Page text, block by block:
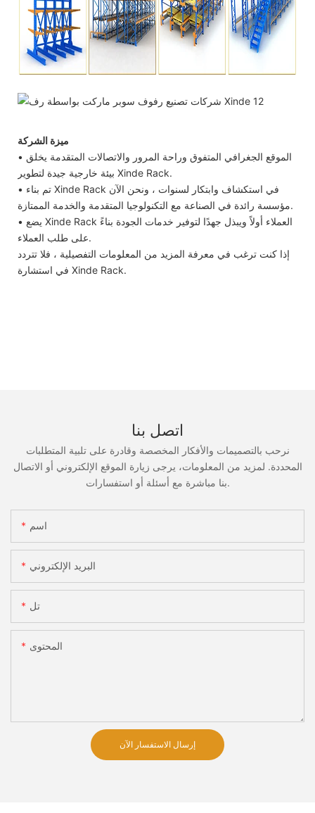
ميزة الشركة
• الموقع الجغرافي المتفوق وراحة المرور والاتصالات المتقدمة يخلق
بيئة خارجية جيدة لتطوير Xinde Rack.
• تم بناء Xinde Rack في استكشاف وابتكار لسنوات ، ونحن الآن
مؤسسة رائدة في الصناعة مع التكنولوجيا المتقدمة والخدمة الممتازة.
• يضع Xinde Rack العملاء أولاً ويبذل جهدًا لتوفير خدمات الجودة بناءً
على طلب العملاء.
إذا كنت ترغب في معرفة المزيد من المعلومات التفصيلية ، فلا تتردد
في استشارة Xinde Rack.
اتصل بنا
نرحب بالتصميمات والأفكار المخصصة وقادرة على تلبية المتطلبات
المحددة. لمزيد من المعلومات، يرجى زيارة الموقع الإلكتروني أو الاتصال
بنا مباشرة مع أسئلة أو استفسارات.
اسم
البريد الإلكتروني
تل
المحتوى
إرسال الاستفسار الآن